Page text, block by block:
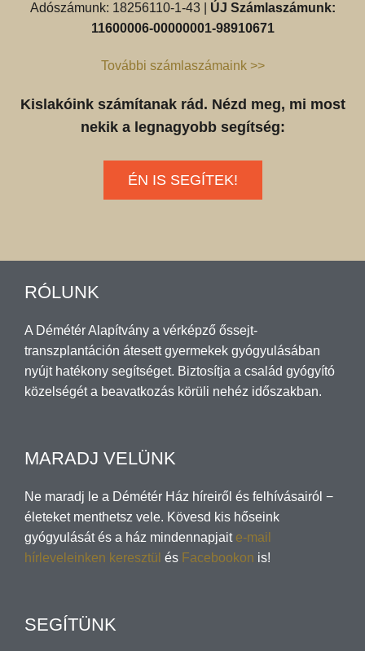
Adószámunk: 18256110-1-43 | ÚJ Számlaszámunk:
11600006-00000001-98910671
További számlaszámaink >>
Kislakóink számítanak rád. Nézd meg, mi most
nekik a legnagyobb segítség:
ÉN IS SEGÍTEK!
RÓLUNK
A Démétér Alapítvány a vérképző őssejt-
transzplantáción átesett gyermekek gyógyulásában
nyújt hatékony segítséget. Biztosítja a család gyógyító
közelségét a beavatkozás körüli nehéz időszakban.
MARADJ VELÜNK
Ne maradj le a Démétér Ház híreiről és felhívásairól −
életeket menthetsz vele. Kövesd kis hőseink
gyógyulását és a ház mindennapjait e-mail
hírleveleinken keresztül és Facebookon is!
SEGÍTÜNK